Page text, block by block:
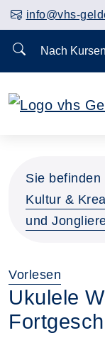
info@vhs-
Nach Kursen
Sie befinden
Kultur &
und
Vorlesen
Ukulele